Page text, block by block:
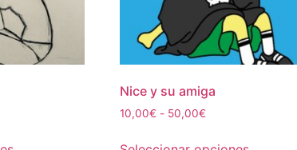
Nice y su amiga
10,00€ - 50,00€Rango
precios: